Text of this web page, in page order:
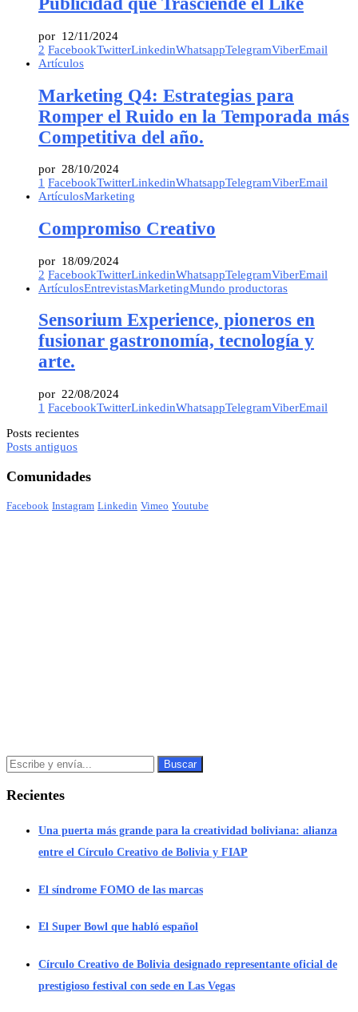
por 12/11/2024
2 FacebookTwitterLinkedinWhatsappTelegramViberEmail
Artículos
Marketing Q4: Estrategias para
Romper el Ruido en la Temporada más
Competitiva del año.
por 28/10/2024
1 FacebookTwitterLinkedinWhatsappTelegramViberEmail
ArtículosMarketing
Compromiso Creativo
por 18/09/2024
2 FacebookTwitterLinkedinWhatsappTelegramViberEmail
ArtículosEntrevistasMarketingMundo productoras
Sensorium Experience, pioneros en
fusionar gastronomía, tecnología y
arte.
por 22/08/2024
1 FacebookTwitterLinkedinWhatsappTelegramViberEmail
Posts recientes
Posts antiguos
Comunidades
Facebook Instagram Linkedin Vimeo Youtube
Recientes
Una puerta más grande para la creatividad boliviana: alianza
entre el Círculo Creativo de Bolivia y FIAP
El síndrome FOMO de las marcas
El Super Bowl que habló español
Círculo Creativo de Bolivia designado representante oficial de
prestigioso festival con sede en Las Vegas